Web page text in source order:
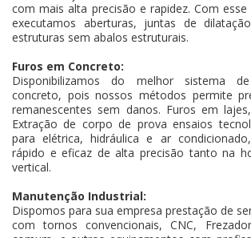
com mais alta precisão e rapidez. Com
executamos aberturas, juntas de
estruturas sem abalos estruturais.
Furos em Concreto:
Disponibilizamos do melhor sistema
concreto, pois nossos métodos permite
remanescentes sem danos. Furos em
Extração de corpo de prova ensaios
para elétrica, hidráulica e ar
rápido e eficaz de alta precisão tanto na
vertical.
Manutenção Industrial:
Dispomos para sua empresa prestação de
com tornos convencionais, CNC,